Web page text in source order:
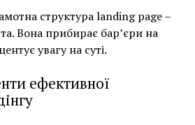
структура landing page –
Вона прибирає бар’єри на
увагу на суті.
ефективної